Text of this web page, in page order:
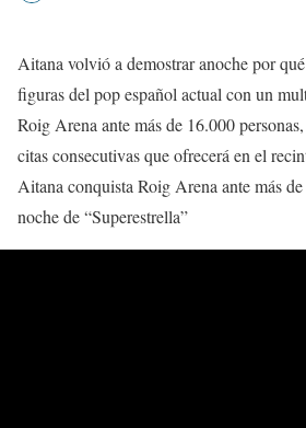
Aitana volvió a demostrar anoche por
figuras del pop español actual con un
Roig Arena ante más de 16.000
citas consecutivas que ofrecerá en el
Aitana conquista Roig Arena ante más
noche de “Superestrella”